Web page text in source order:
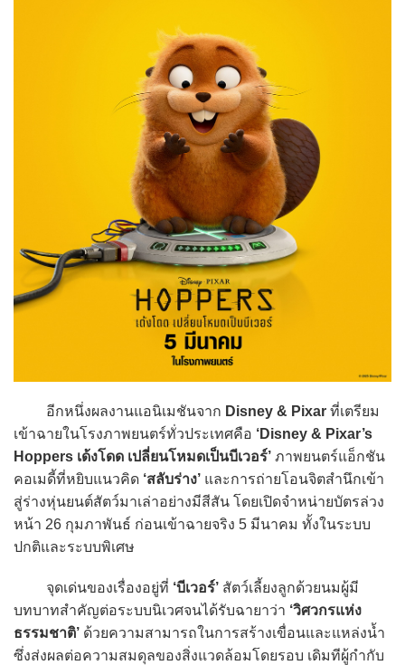
อีกหนึ่งผลงานแอนิเมชันจาก Disney & Pixar ที่เตรียม
เข้าฉายในโรงภาพยนตร์ทั่วประเทศคือ ‘Disney & Pixar’s
Hoppers เด้งโดด เปลี่ยนโหมดเป็นบีเวอร์’ ภาพยนตร์แอ็กชัน
คอเมดี้ที่หยิบแนวคิด ‘สลับร่าง’ และการถ่ายโอนจิตสำนึกเข้า
สู่ร่างหุ่นยนต์สัตว์มาเล่าอย่างมีสีสัน โดยเปิดจำหน่ายบัตรล่วง
หน้า 26 กุมภาพันธ์ ก่อนเข้าฉายจริง 5 มีนาคม ทั้งในระบบ
ปกติและระบบพิเศษ
จุดเด่นของเรื่องอยู่ที่ ‘บีเวอร์’ สัตว์เลี้ยงลูกด้วยนมผู้มี
บทบาทสำคัญต่อระบบนิเวศจนได้รับฉายาว่า ‘วิศวกรแห่ง
ธรรมชาติ’ ด้วยความสามารถในการสร้างเขื่อนและแหล่งน้ำ
ซึ่งส่งผลต่อความสมดุลของสิ่งแวดล้อมโดยรอบ เดิมทีผู้กำกับ